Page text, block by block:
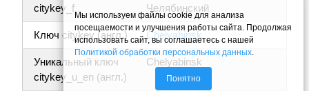
citykey_f
Челябинский
Ключ citykey (англ.) Chelyabinsk
Уникальный ключ
citykey_u_en (англ.)
Chelyabinsk
Мы используем файлы cookie для анализа
посещаемости и улучшения работы сайта. Продолжая
использовать сайт, вы соглашаетесь с нашей
Политикой обработки персональных данных.
Понятно